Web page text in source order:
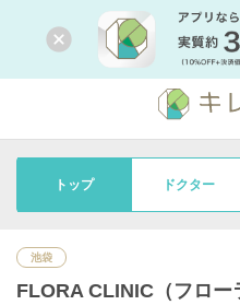
トップ ドクター
池袋
FLORA CLINIC（フロー